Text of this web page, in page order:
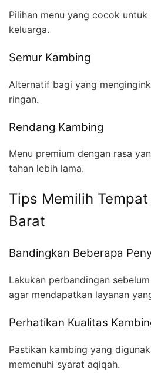
Pilihan menu yang cocok untuk
keluarga.
Semur Kambing
Alternatif bagi yang
ringan.
Rendang Kambing
Menu premium dengan rasa
tahan lebih lama.
Tips Memilih
Barat
Bandingkan Beberapa
Lakukan perbandingan
agar mendapatkan layanan
Perhatikan Kualitas
Pastikan kambing yang
memenuhi syarat aqiqah.